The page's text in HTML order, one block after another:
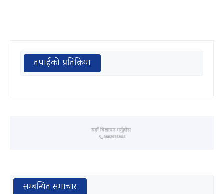
तपाईको प्रतिक्रिया
सम्बन्धित समाचार